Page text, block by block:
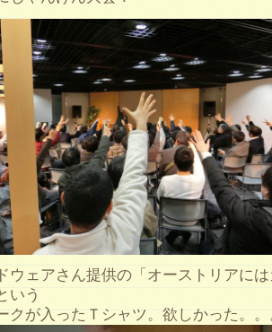
ウェアさん提供の「オーストリアに
いう
クが入ったＴシャツ。欲しかった。